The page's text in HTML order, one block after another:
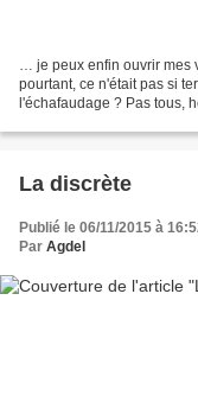
… je peux enfin ouvrir mes
pourtant, ce n'était pas si
l'échafaudage ? Pas tous,
La discrète
Publié le 06/11/2015 à
Par Agdel